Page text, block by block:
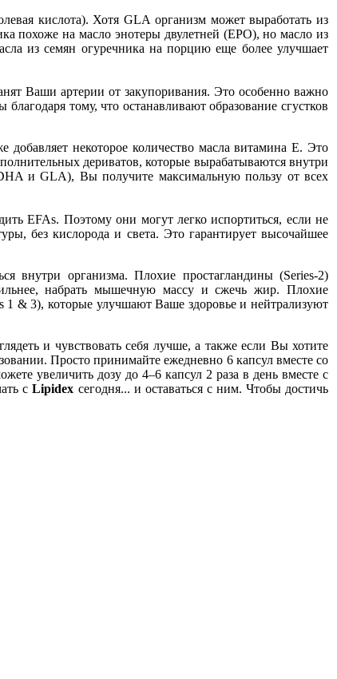
кислота). Хотя GLA организм может выработать из
похоже на масло энотеры двулетней (EPO), но масло из
из семян огуречника на порцию еще более улучшает
Ваши артерии от закупоривания. Это особенно важно
тому, что останавливают образование сгустков
добавляет некоторое количество масла витамина Е. Это
дериватов, которые вырабатываются внутри
и GLA), Вы получите максимальную пользу от всех
EFAs. Поэтому они могут легко испортиться, если не
без кислорода и света. Это гарантирует высочайшее
внутри организма. Плохие простагландины (Series-2)
набрать мышечную массу и сжечь жир. Плохие
1 & 3), которые улучшают Ваше здоровье и нейтрализуют
и чувствовать себя лучше, а также если Вы хотите
Просто принимайте ежедневно 6 капсул вместе со
увеличить дозу до 4–6 капсул 2 раза в день вместе с
сLipidex сегодня... и оставаться с ним. Чтобы достичь